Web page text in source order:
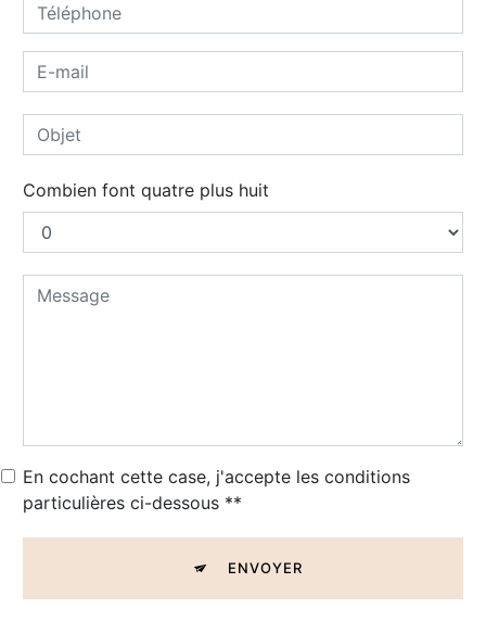
Combien font quatre plus huit
En cochant cette case, j'accepte les conditions
particulières ci-dessous **
ENVOYER